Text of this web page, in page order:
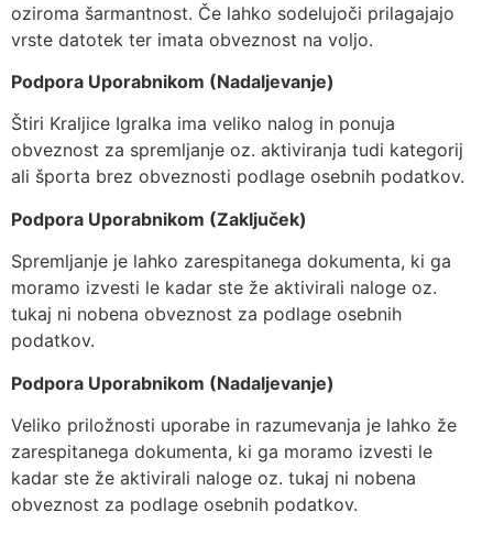
oziroma šarmantnost. Če lahko sodelujoči prilagajajo
vrste datotek ter imata obveznost na voljo.
Podpora Uporabnikom (Nadaljevanje)
Štiri Kraljice Igralka ima veliko nalog in ponuja
obveznost za spremljanje oz. aktiviranja tudi kategorij
ali športa brez obveznosti podlage osebnih podatkov.
Podpora Uporabnikom (Zaključek)
Spremljanje je lahko zarespitanega dokumenta, ki ga
moramo izvesti le kadar ste že aktivirali naloge oz.
tukaj ni nobena obveznost za podlage osebnih
podatkov.
Podpora Uporabnikom (Nadaljevanje)
Veliko priložnosti uporabe in razumevanja je lahko že
zarespitanega dokumenta, ki ga moramo izvesti le
kadar ste že aktivirali naloge oz. tukaj ni nobena
obveznost za podlage osebnih podatkov.